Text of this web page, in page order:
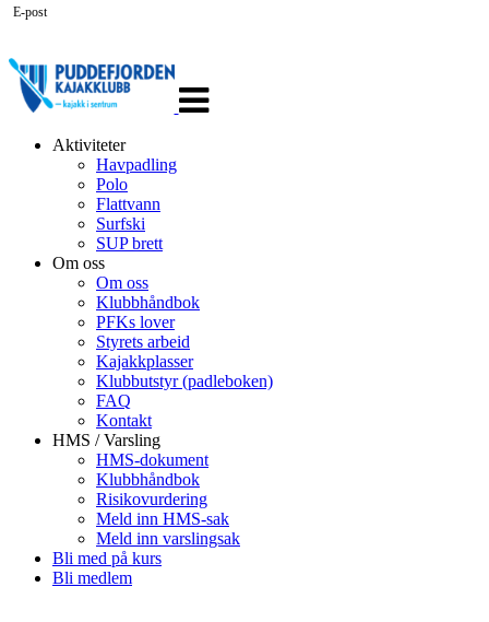
navigasjon
Aktiviteter
Havpadling
Polo
Flattvann
Surfski
SUP brett
Om oss
Om oss
Klubbhåndbok
PFKs lover
Styrets arbeid
Kajakkplasser
Klubbutstyr (padleboken)
FAQ
Kontakt
HMS / Varsling
HMS-dokument
Klubbhåndbok
Risikovurdering
Meld inn HMS-sak
Meld inn varslingsak
Bli med på kurs
Bli medlem
E-post